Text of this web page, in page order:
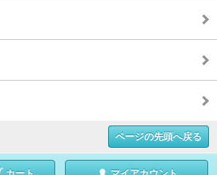
ページの先頭へ戻る